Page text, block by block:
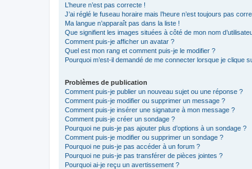
L’heure n’est pas correcte !
J’ai réglé le fuseau horaire mais l’heure n’est toujours pas
Ma langue n’apparaît pas dans la liste !
Que signifient les images situées à côté de mon nom
Comment puis-je afficher un avatar ?
Quel est mon rang et comment puis-je le modifier ?
Pourquoi m’est-il demandé de me connecter lorsque je clique
Problèmes de publication
Comment puis-je publier un nouveau sujet ou une réponse ?
Comment puis-je modifier ou supprimer un message ?
Comment puis-je insérer une signature à mon message ?
Comment puis-je créer un sondage ?
Pourquoi ne puis-je pas ajouter plus d’options à un sondage ?
Comment puis-je modifier ou supprimer un sondage ?
Pourquoi ne puis-je pas accéder à un forum ?
Pourquoi ne puis-je pas transférer de pièces jointes ?
Pourquoi ai-je reçu un avertissement ?